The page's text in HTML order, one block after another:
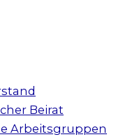
Beirat
Arbeitsgruppen